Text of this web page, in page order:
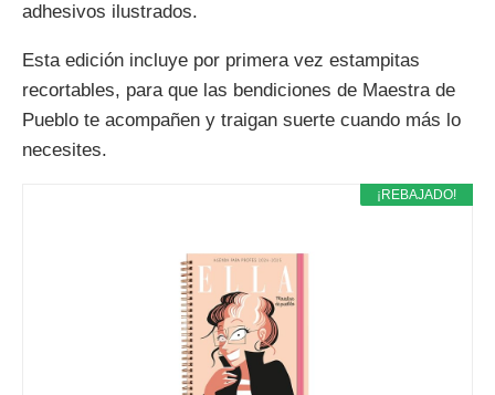
adhesivos ilustrados.
Esta edición incluye por primera vez estampitas
recortables, para que las bendiciones de Maestra de
Pueblo te acompañen y traigan suerte cuando más lo
necesites.
¡REBAJADO!